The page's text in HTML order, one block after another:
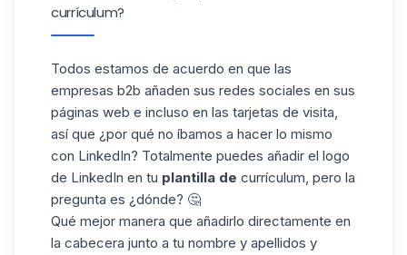
currículum?
Todos estamos de acuerdo en que las
empresas b2b añaden sus redes sociales en sus
páginas web e incluso en las tarjetas de visita,
así que ¿por qué no íbamos a hacer lo mismo
con LinkedIn? Totalmente puedes añadir el logo
de LinkedIn en tu plantilla de currículum, pero la
pregunta es ¿dónde? 🤔
Qué mejor manera que añadirlo directamente en
la cabecera junto a tu nombre y apellidos y